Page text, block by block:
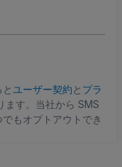
ユーザー契約と プラ
ます。当社から SMS
もオプトアウトでき